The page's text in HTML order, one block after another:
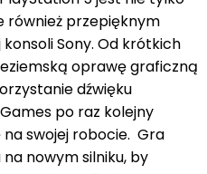
również przepięknym
Sony. Od krótkich
oprawę graficzną
dźwięku
po raz kolejny
na swojej robocie. Gra
nowym silniku, by